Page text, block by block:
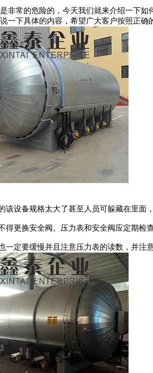
常的危险的，今天我们就来介绍一下如
下具体的内容，希望广大客户按照正确
设备规格太大了甚至人员可躲藏在里面，
更换安全阀。压力表和安全阀应定期检查
要缓慢并且注意压力表的读数，并注意